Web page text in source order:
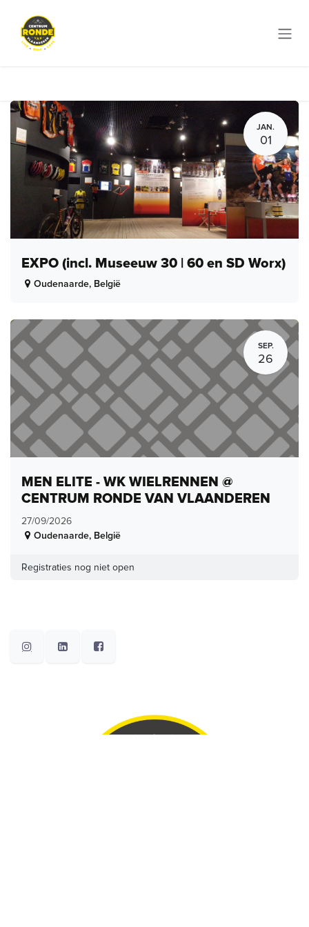
JAN.
01
EXPO (incl. Museeuw 30 | 60 en SD Worx)
Oudenaarde, België
SEP.
26
MEN ELITE - WK WIELRENNEN @
CENTRUM RONDE VAN VLAANDEREN
27/09/2026
Oudenaarde, België
Registraties nog niet open